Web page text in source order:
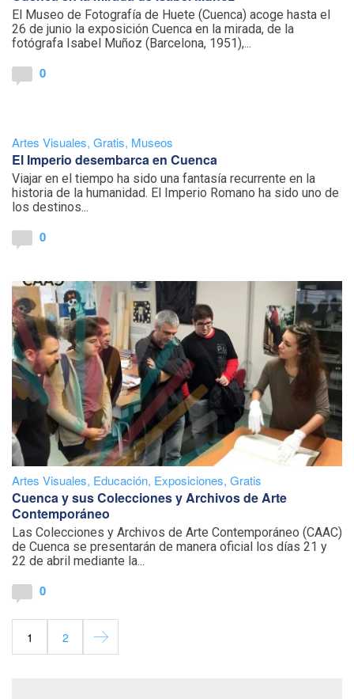
El Museo de Fotografía de Huete (Cuenca) acoge hasta el
26 de junio la exposición Cuenca en la mirada, de la
fotógrafa Isabel Muñoz (Barcelona, 1951),...
0
Artes Visuales, Gratis, Museos
El Imperio desembarca en Cuenca
Viajar en el tiempo ha sido una fantasía recurrente en la
historia de la humanidad. El Imperio Romano ha sido uno de
los destinos...
0
Artes Visuales, Educación, Exposiciones, Gratis
Cuenca y sus Colecciones y Archivos de Arte
Contemporáneo
Las Colecciones y Archivos de Arte Contemporáneo (CAAC)
de Cuenca se presentarán de manera oficial los días 21 y
22 de abril mediante la...
0
1 2